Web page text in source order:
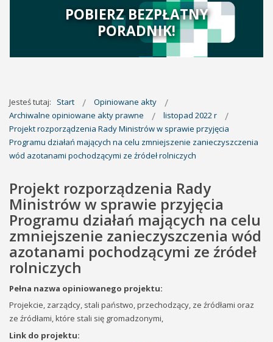
POBIERZ BEZPŁATNY
PORADNIK!
Jesteś tutaj: Start
Opiniowane akty
Archiwalne opiniowane akty prawne
listopad 2022 r
Projekt rozporządzenia Rady Ministrów w sprawie przyjęcia
Programu działań mających na celu zmniejszenie zanieczyszczenia
wód azotanami pochodzącymi ze źródeł rolniczych
Projekt rozporządzenia Rady
Ministrów w sprawie przyjęcia
Programu działań mających na celu
zmniejszenie zanieczyszczenia wód
azotanami pochodzącymi ze źródeł
rolniczych
Pełna nazwa opiniowanego projektu:
Projekcie, zarządcy, stali państwo, przechodzący, ze źródłami oraz
ze źródłami, które stali się gromadzonymi,
Link do projektu: